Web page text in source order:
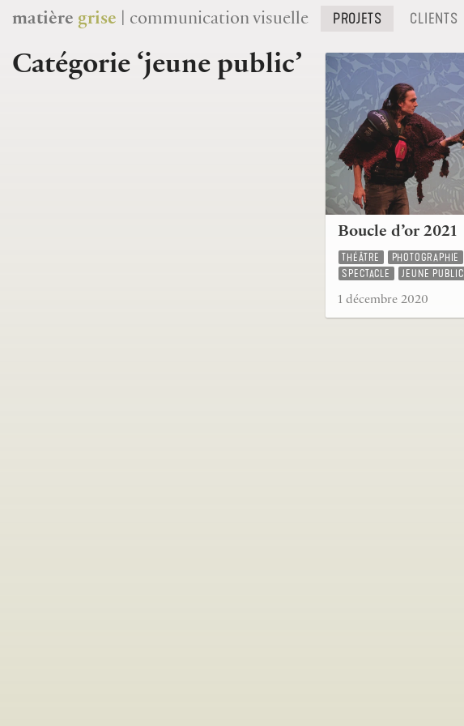
matière grise | communication visuelle PROJETS(CURRENT)
CLIENTS
Catégorie ‘jeune public’
Boucle d’or 2021
THÉÂTRE
PHOTOGRAPHIE
SPECTACLE
JEUNE PUBLIC
1 décembre 2020